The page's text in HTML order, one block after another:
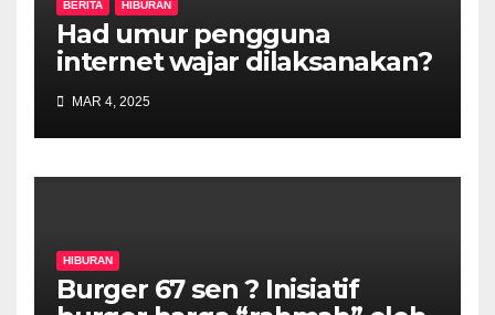
BERITA HIBURAN
Had umur pengguna
internet wajar dilaksanakan?
MAR 4, 2025
HIBURAN
Burger 67 sen ? Inisiatif